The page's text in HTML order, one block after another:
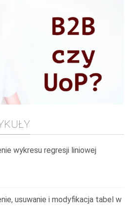
wykresu regresji liniowej
usuwanie i modyfikacja tabel w